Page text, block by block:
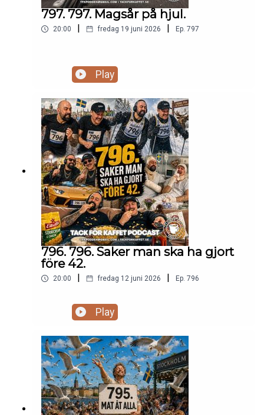
797. 797. Magsår på hjul.
20:00 fredag 19 juni 2026 Ep. 797
Play
796. 796. Saker man ska ha gjort
före 42.
20:00 fredag 12 juni 2026 Ep. 796
Play